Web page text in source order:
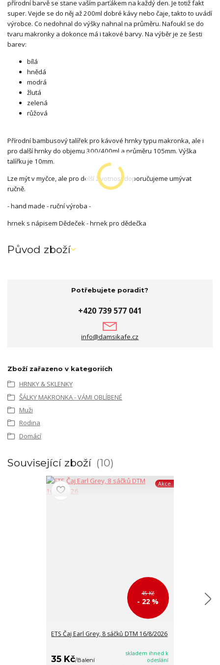
přírodní barvě se stane vaším parťákem na každý den. Je totiž fakt
super. Vejde se do něj až 200ml dobré kávy nebo čaje, takto to uvádí
výrobce. Co nedohnal do výšky nahnal na průměru. Nafoukl se do
tvaru makronky a dokonce má i takové barvy. Na výběr je ze šesti
barev:
bílá
hnědá
modrá
žlutá
zelená
růžová
Přírodní bambusový talířek pro kávové hrnky typu makronka, ale i
pro další hrnky do objemu 300/400ml a průměru 105mm. Výška
talířku je 10mm.
Lze mýt v myčce, ale pro delší životnost doporučujeme umývat
ručně.
- hand made - ruční výroba -
hrnek s nápisem Dědeček - hrnek pro dědečka
Původ zboží
Potřebujete poradit?
+420 739 577 041
info@damsikafe.cz
Zboží zařazeno v kategoriích
HRNKY & SKLENKY
ŠÁLKY MAKRONKA - VÁMI OBLÍBENÉ
Muži
Rodina
Domácí
Související zboží 10
Akce
45 Kč
- 22 %
ETS Čaj Earl Grey, 8 sáčků DTM 16/8/2026
35 Kč/Balení
skladem ihned k
odeslání